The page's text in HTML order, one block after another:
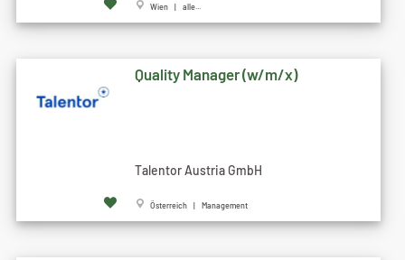
Wien | alle...
Quality Manager (w/m/x)
Talentor Austria GmbH
Österreich | Management